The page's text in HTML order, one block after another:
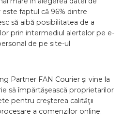
faptul că 96% dintre
să aibă posibilitatea de a
prin intermediul alertelor pe e-
de pe site-ul
Partner FAN Courier şi vine la
să împărtăşească proprietarilor
pentru creşterea calităţii
a comenzilor online.